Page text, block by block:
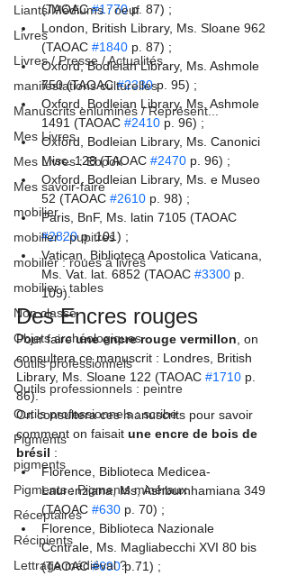
Liants/Médiums : oeuf
Livres
Livres / Presse / Actualités
manifestations culturelles
Manuscrits enluminés / Représent...
Mes Livres
Mes Livres : Ebook
Mes savoir-faire
mobilier
mobilier : pupitres
mobilier : roues à livres
mobilier : tables
Non classé
Objets archéologiques
Outils professionnels
Outils professionnels : peintre
Outils professionnels : scribe
Pigments
pigments
Pigments : Pigments minéraux
Réceptaires
Récipients
Lettrage médiéval ?
(TAOAC #1770 p. 87) ;
London, British Library, Ms. Sloane 962
(TAOAC #1840 p. 87) ;
Oxford, Bodleian Library, Ms. Ashmole
750 (TAOAC #2330 p. 95) ;
Oxford, Bodleian Library, Ms. Ashmole
1491 (TAOAC #2410 p. 96) ;
Oxford, Bodleian Library, Ms. Canonici
Misc. 128 (TAOAC #2470 p. 96) ;
Oxford, Bodleian Library, Ms. e Museo
52 (TAOAC #2610 p. 98) ;
Paris, BnF, Ms. latin 7105 (TAOAC
#2820 p. 101) ;
Vatican, Biblioteca Apostolica Vaticana,
Ms. Vat. lat. 6852 (TAOAC #3300 p.
109).
Des Encres rouges
Pour faire une encre rouge vermillon , on
consultera ce manuscrit : Londres, British
Library, Ms. Sloane 122 (TAOAC #1710 p.
86).
On consultera ces manuscrits pour savoir
comment on faisait une encre de bois de
brésil :
Florence, Biblioteca Medicea-
Laurenziana, Ms, Ashburnhamiana 349
(TAOAC #630 p. 70) ;
Florence, Biblioteca Nazionale
Ccntrale, Ms. Magliabecchi XVI 80 bis
(TAOAC #690 p.71) ;